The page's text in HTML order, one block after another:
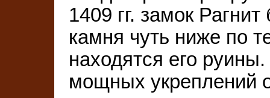
1409 гг. замок
камня чуть ниже по
находятся его
мощных укреплений